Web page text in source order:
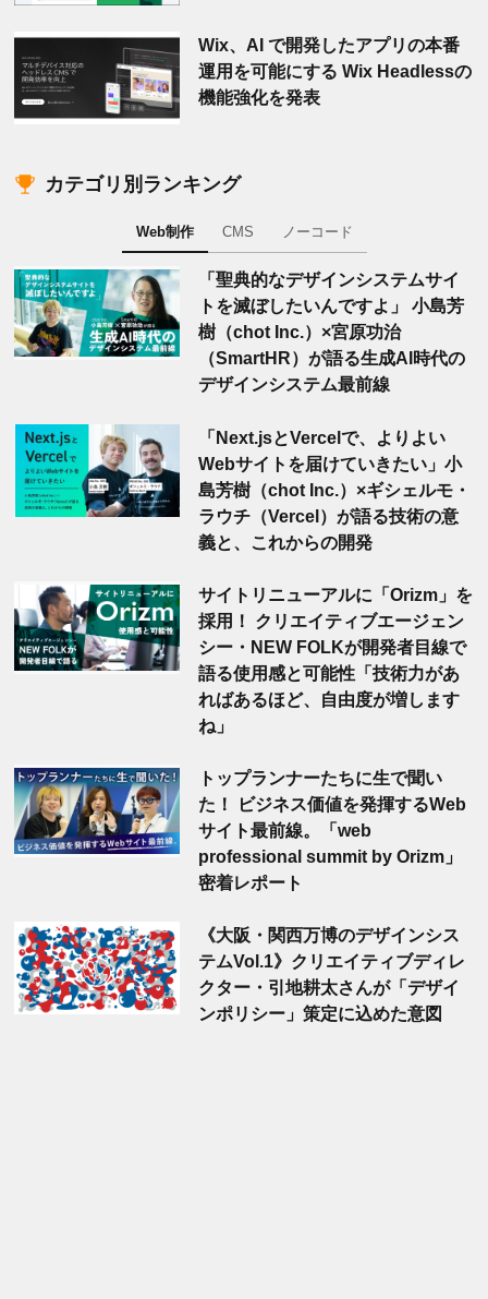
Wix、AI で開発したアプリの本番
運用を可能にする Wix Headlessの
機能強化を発表
カテゴリ別ランキング
Web制作 CMS ノーコード
「聖典的なデザインシステムサイ
トを滅ぼしたいんですよ」 小島芳
樹（chot Inc.）×宮原功治
（SmartHR）が語る生成AI時代の
デザインシステム最前線
「Next.jsとVercelで、よりよい
Webサイトを届けていきたい」小
島芳樹（chot Inc.）×ギシェルモ・
ラウチ（Vercel）が語る技術の意
義と、これからの開発
サイトリニューアルに「Orizm」を
採用！ クリエイティブエージェン
シー・NEW FOLKが開発者目線で
語る使用感と可能性「技術力があ
ればあるほど、自由度が増します
ね」
トップランナーたちに生で聞い
た！ ビジネス価値を発揮するWeb
サイト最前線。「web
professional summit by Orizm」
密着レポート
《大阪・関西万博のデザインシス
テムVol.1》クリエイティブディレ
クター・引地耕太さんが「デザイ
ンポリシー」策定に込めた意図